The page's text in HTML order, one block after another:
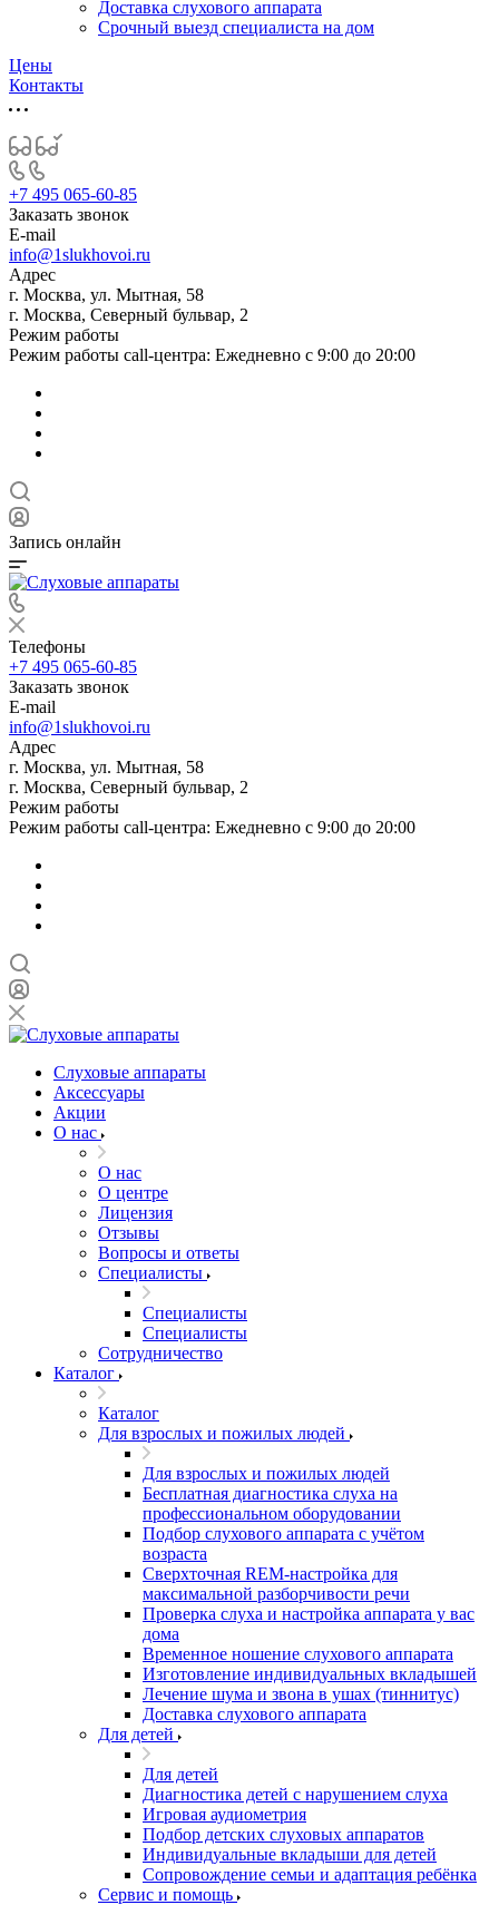
Доставка слухового аппарата
Срочный выезд специалиста на дом
Цены
Контакты
+7 495 065-60-85
Заказать звонок
E-mail
info@1slukhovoi.ru
Адрес
г. Москва, ул. Мытная, 58
г. Москва, Северный бульвар, 2
Режим работы
Режим работы call-центра: Ежедневно с 9:00 до 20:00
Запись онлайн
Телефоны
+7 495 065-60-85
Заказать звонок
E-mail
info@1slukhovoi.ru
Адрес
г. Москва, ул. Мытная, 58
г. Москва, Северный бульвар, 2
Режим работы
Режим работы call-центра: Ежедневно с 9:00 до 20:00
Слуховые аппараты
Аксессуары
Акции
О нас
О нас
О центре
Лицензия
Отзывы
Вопросы и ответы
Специалисты
Специалисты
Специалисты
Сотрудничество
Каталог
Каталог
Для взрослых и пожилых людей
Для взрослых и пожилых людей
Бесплатная диагностика слуха на
профессиональном оборудовании
Подбор слухового аппарата с учётом
возраста
Сверхточная REM-настройка для
максимальной разборчивости речи
Проверка слуха и настройка аппарата у вас
дома
Временное ношение слухового аппарата
Изготовление индивидуальных вкладышей
Лечение шума и звона в ушах (тиннитус)
Доставка слухового аппарата
Для детей
Для детей
Диагностика детей с нарушением слуха
Игровая аудиометрия
Подбор детских слуховых аппаратов
Индивидуальные вкладыши для детей
Сопровождение семьи и адаптация ребёнка
Сервис и помощь